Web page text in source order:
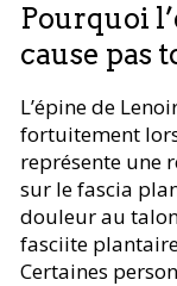
Pourquoi
cause pas
L’épine de
fortuitement
représente une
sur le fascia
douleur au
fasciite
Certaines